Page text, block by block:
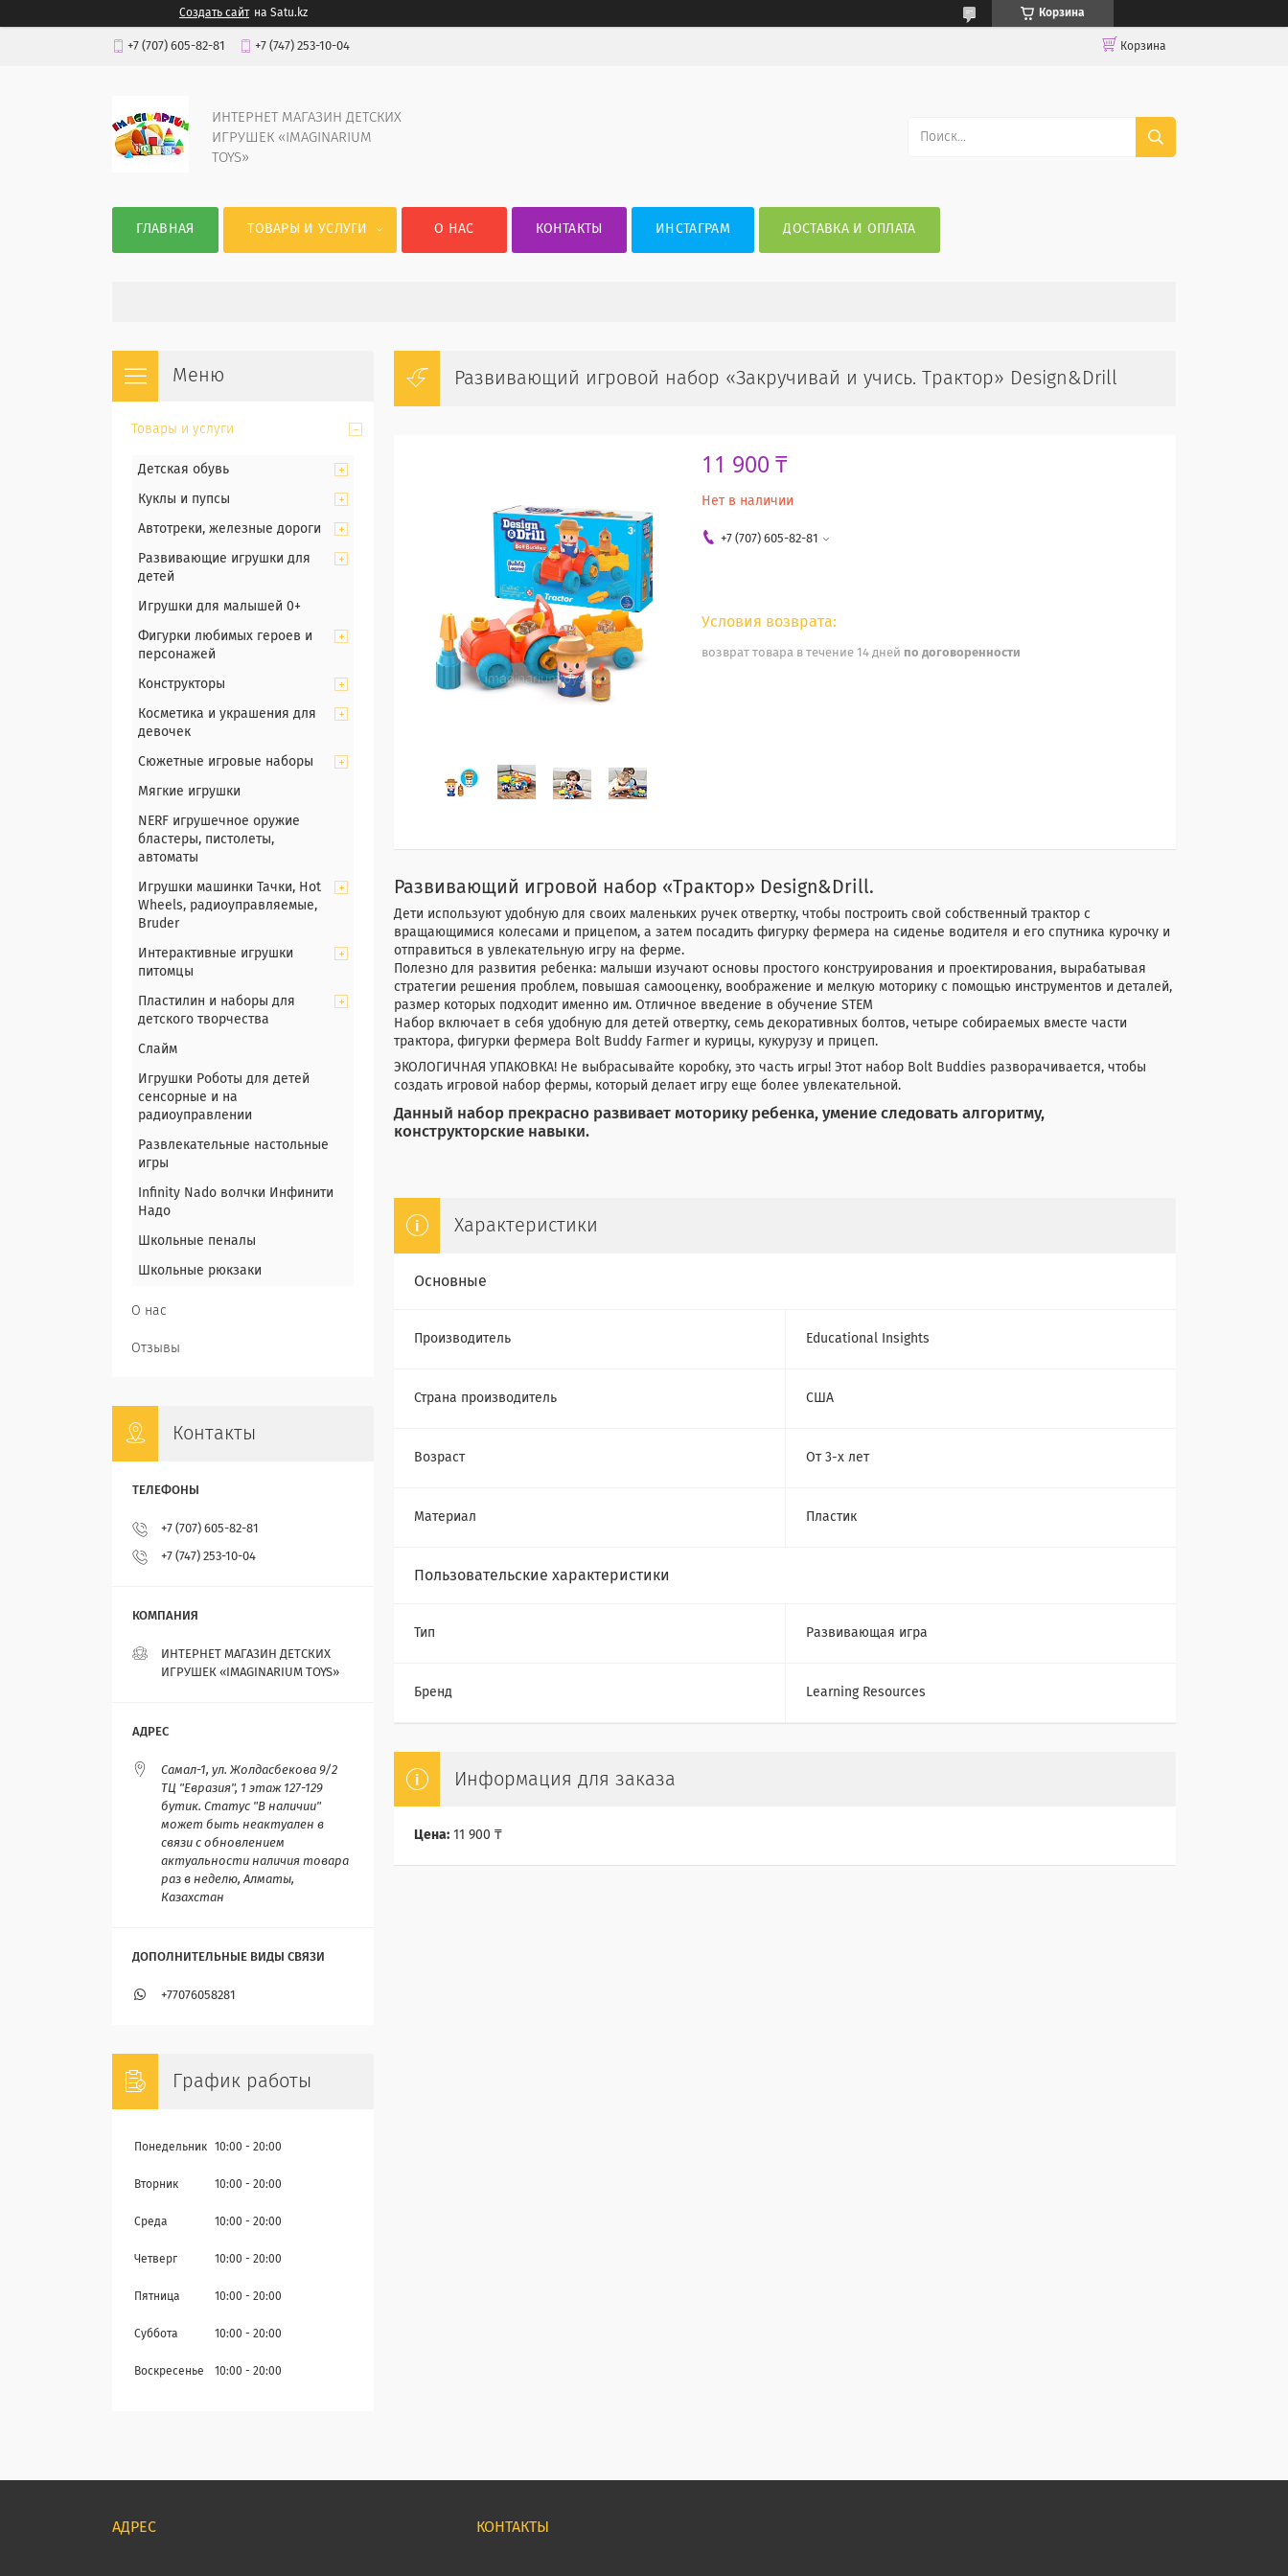
Создать сайт на Satu.kz Корзина
+7 (707) 605-82-81 +7 (747) 253-10-04 Корзина
ИНТЕРНЕТ МАГАЗИН ДЕТСКИХ
ИГРУШЕК «IMAGINARIUM
TOYS»
ГЛАВНАЯ ТОВАРЫ И УСЛУГИ О НАС КОНТАКТЫ ИНСТАГРАМ ДОСТАВКА И ОПЛАТА
Развивающий игровой набор «Закручивай и учись. Трактор» Design&Drill
11 900 ₸
Нет в наличии
+7 (707) 605-82-81
возврат товара в течение 14 дней по договоренности
Развивающий игровой набор «Трактор» Design&Drill.
Дети используют удобную для своих маленьких ручек отвертку, чтобы построить свой собственный трактор с
вращающимися колесами и прицепом, а затем посадить фигурку фермера на сиденье водителя и его спутника курочку и
отправиться в увлекательную игру на ферме.
Полезно для развития ребенка: малыши изучают основы простого конструирования и проектирования, вырабатывая
стратегии решения проблем, повышая самооценку, воображение и мелкую моторику с помощью инструментов и деталей,
размер которых подходит именно им. Отличное введение в обучение STEM
Набор включает в себя удобную для детей отвертку, семь декоративных болтов, четыре собираемых вместе части
трактора, фигурки фермера Bolt Buddy Farmer и курицы, кукурузу и прицеп.
ЭКОЛОГИЧНАЯ УПАКОВКА! Не выбрасывайте коробку, это часть игры! Этот набор Bolt Buddies разворачивается, чтобы
создать игровой набор фермы, который делает игру еще более увлекательной.
Данный набор прекрасно развивает моторику ребенка, умение следовать алгоритму,
конструкторские навыки.
Характеристики
Основные
Производитель Educational Insights
Страна производитель США
Возраст От 3-х лет
Материал Пластик
Пользовательские характеристики
Тип Развивающая игра
Бренд Learning Resources
Информация для заказа
Цена: 11 900 ₸
Товары и услуги
Детская обувь
Куклы и пупсы
Автотреки, железные дороги
Развивающие игрушки для
детей
Игрушки для малышей 0+
Фигурки любимых героев и
персонажей
Конструкторы
Косметика и украшения для
девочек
Сюжетные игровые наборы
Мягкие игрушки
NERF игрушечное оружие
бластеры, пистолеты,
автоматы
Игрушки машинки Тачки, Hot
Wheels, радиоуправляемые,
Bruder
Интерактивные игрушки
питомцы
Пластилин и наборы для
детского творчества
Слайм
Игрушки Роботы для детей
сенсорные и на
радиоуправлении
Развлекательные настольные
игры
Infinity Nado волчки Инфинити
Надо
Школьные пеналы
Школьные рюкзаки
О нас
Отзывы
Контакты
+7 (707) 605-82-81
+7 (747) 253-10-04
ИНТЕРНЕТ МАГАЗИН ДЕТСКИХ
ИГРУШЕК «IMAGINARIUM TOYS»
Самал-1, ул. Жолдасбекова 9/2
ТЦ "Евразия", 1 этаж 127-129
бутик. Статус "В наличии"
может быть неактуален в
связи с обновлением
актуальности наличия товара
раз в неделю, Алматы,
Казахстан
+77076058281
График работы
Понедельник 10:00 20:00
Вторник 10:00 20:00
Среда 10:00 20:00
Четверг 10:00 20:00
Пятница 10:00 20:00
Суббота 10:00 20:00
Воскресенье 10:00 20:00